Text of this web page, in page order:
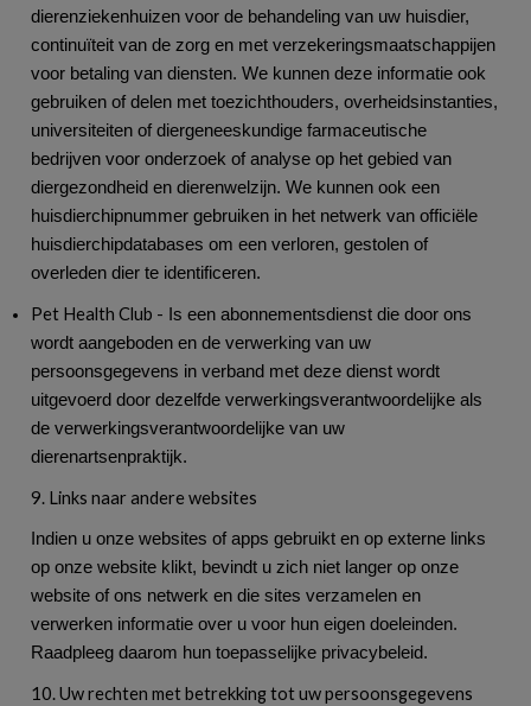
dierenziekenhuizen voor de behandeling van uw huisdier,
continuïteit van de zorg en met verzekeringsmaatschappijen
voor betaling van diensten. We kunnen deze informatie ook
gebruiken of delen met toezichthouders, overheidsinstanties,
universiteiten of diergeneeskundige farmaceutische
bedrijven voor onderzoek of analyse op het gebied van
diergezondheid en dierenwelzijn. We kunnen ook een
huisdierchipnummer gebruiken in het netwerk van officiële
huisdierchipdatabases om een verloren, gestolen of
overleden dier te identificeren.
Pet Health Club - Is een abonnementsdienst die door ons
wordt aangeboden en de verwerking van uw
persoonsgegevens in verband met deze dienst wordt
uitgevoerd door dezelfde verwerkingsverantwoordelijke als
de verwerkingsverantwoordelijke van uw
dierenartsenpraktijk.
9. Links naar andere websites
Indien u onze websites of apps gebruikt en op externe links
op onze website klikt, bevindt u zich niet langer op onze
website of ons netwerk en die sites verzamelen en
verwerken informatie over u voor hun eigen doeleinden.
Raadpleeg daarom hun toepasselijke privacybeleid.
10. Uw rechten met betrekking tot uw persoonsgegevens